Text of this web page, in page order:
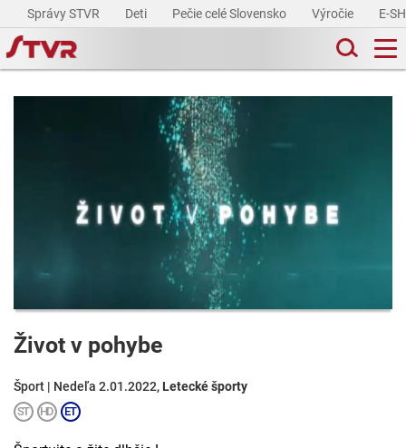
Správy STVR Deti Pečie celé Slovensko Výročie E-
Život v pohybe
Šport | Nedeľa 2.01.2022, Letecké športy